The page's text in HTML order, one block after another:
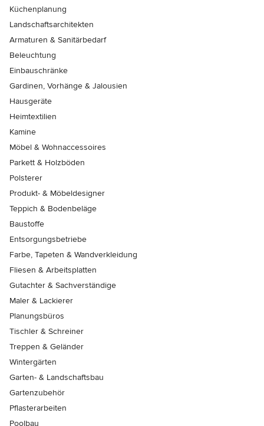
Küchenplanung
Landschaftsarchitekten
Armaturen & Sanitärbedarf
Beleuchtung
Einbauschränke
Gardinen, Vorhänge & Jalousien
Hausgeräte
Heimtextilien
Kamine
Möbel & Wohnaccessoires
Parkett & Holzböden
Polsterer
Produkt- & Möbeldesigner
Teppich & Bodenbeläge
Baustoffe
Entsorgungsbetriebe
Farbe, Tapeten & Wandverkleidung
Fliesen & Arbeitsplatten
Gutachter & Sachverständige
Maler & Lackierer
Planungsbüros
Tischler & Schreiner
Treppen & Geländer
Wintergärten
Garten- & Landschaftsbau
Gartenzubehör
Pflasterarbeiten
Poolbau